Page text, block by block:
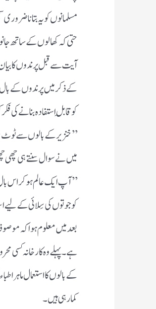
مسلمانوں کو یہ بتانا
آیت سے قبل پرندوں
کے ذکرمیں پرندوں کے
کوقابلِ استفادہ بنانے
’’خنزیر کے بالوں سے ٹوٹ
میں نے سوال سنتے ہی
’’آپ ایک عالم ہوکراس
کوجوتوں کی سِلائی کے لیے
بعدمیں معلوم ہوا کہ
ہے۔ پہلے وہ کارخانہ کسی
کے بالوں کااستعمال
کمارہی ہیں ۔